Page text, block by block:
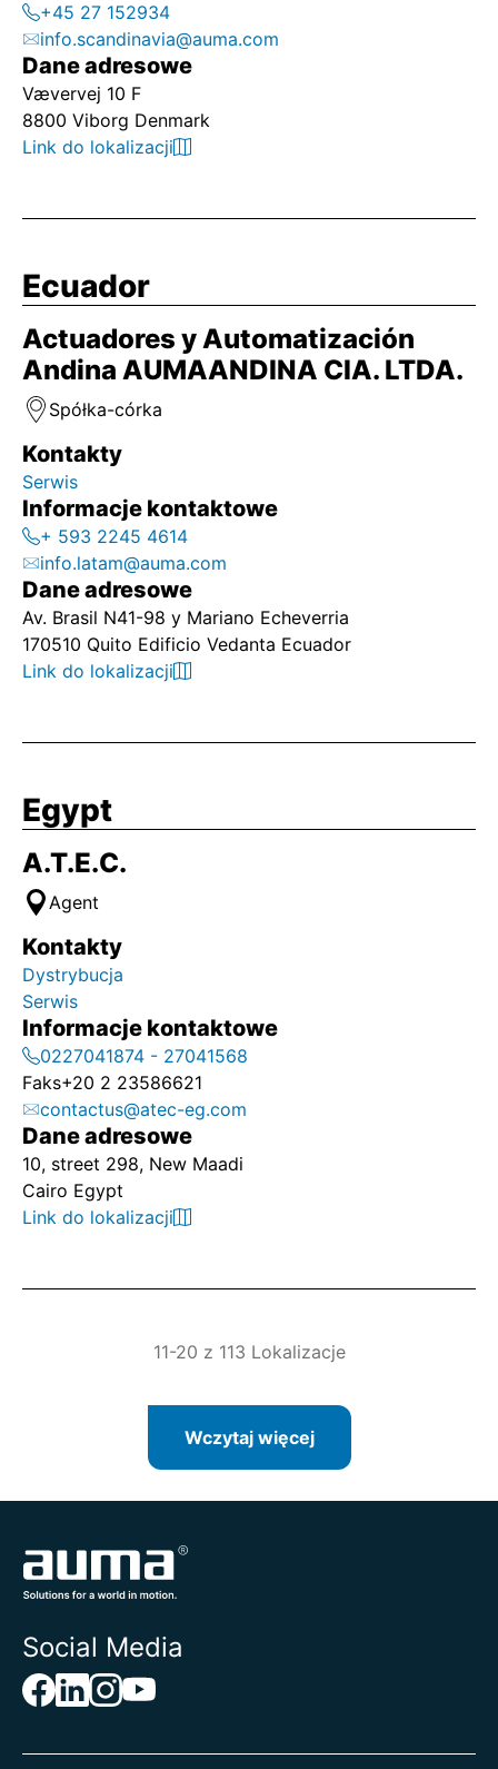
+45 27 152934
info.scandinavia@auma.com
Dane adresowe
Vævervej 10 F
8800 Viborg Denmark
Link do lokalizacji
Ecuador
Actuadores y Automatización
Andina AUMAANDINA CIA. LTDA.
Spółka-córka
Kontakty
Serwis
Informacje kontaktowe
+ 593 2245 4614
info.latam@auma.com
Dane adresowe
Av. Brasil N41-98 y Mariano Echeverria
170510 Quito Edificio Vedanta Ecuador
Link do lokalizacji
Egypt
A.T.E.C.
Agent
Kontakty
Dystrybucja
Serwis
Informacje kontaktowe
0227041874 - 27041568
Faks+20 2 23586621
contactus@atec-eg.com
Dane adresowe
10, street 298, New Maadi
Cairo Egypt
Link do lokalizacji
11-20 z 113 Lokalizacje
Wczytaj więcej
Social Media